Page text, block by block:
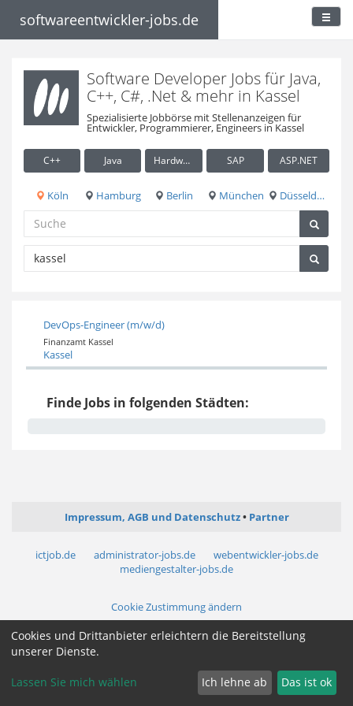
softwareentwickler-jobs.de
Software Developer Jobs für Java,
C++, C#, .Net & mehr in Kassel
Spezialisierte Jobbörse mit Stellenanzeigen für
Entwickler, Programmierer, Engineers in Kassel
C++ Java Hardware / Embedded SAP ASP.NET
Köln Hamburg Berlin München Düsseldorf
DevOps-Engineer (m/w/d)
Finanzamt Kassel
Kassel
Finde Jobs in folgenden Städten:
Impressum, AGB und Datenschutz Partner
ictjob.de administrator-jobs.de
webentwickler-jobs.de
mediengestalter-jobs.de
Cookie Zustimmung ändern
Cookies und Drittanbieter erleichtern die Bereitstellung
unserer Dienste.
Lassen Sie mich wählen Ich lehne ab Das ist ok